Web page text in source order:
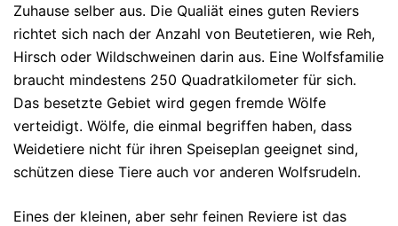
Zuhause selber aus. Die Qualiät eines guten Reviers
richtet sich nach der Anzahl von Beutetieren, wie Reh,
Hirsch oder Wildschweinen darin aus. Eine Wolfsfamilie
braucht mindestens 250 Quadratkilometer für sich.
Das besetzte Gebiet wird gegen fremde Wölfe
verteidigt. Wölfe, die einmal begriffen haben, dass
Weidetiere nicht für ihren Speiseplan geeignet sind,
schützen diese Tiere auch vor anderen Wolfsrudeln.
Eines der kleinen, aber sehr feinen Reviere ist das